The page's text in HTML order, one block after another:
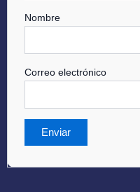
Nombre
Correo electrónico